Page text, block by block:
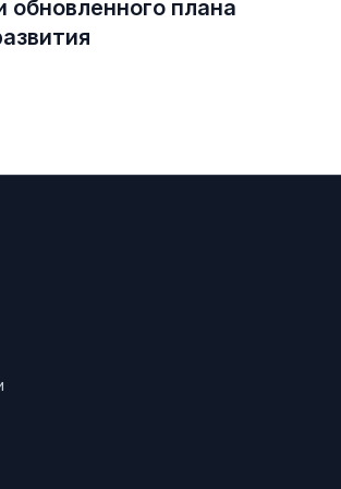
обновленного плана